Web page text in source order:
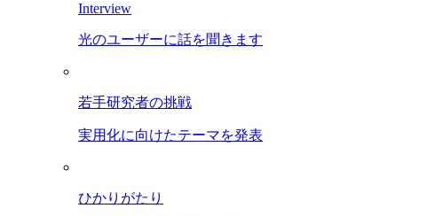
Interview
光のユーザーに話を聞きます
若手研究者の挑戦
実用化に向けたテーマを発表
ひかりがたり